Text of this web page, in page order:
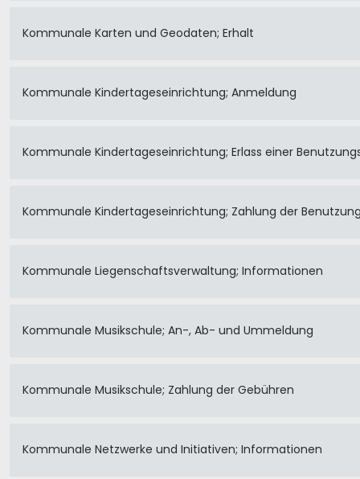
Kommunale Karten und Geodaten; Erhalt
Kommunale Kindertageseinrichtung; Anmeldung
Kommunale Kindertageseinrichtung; Erlass einer
Kommunale Kindertageseinrichtung; Zahlung der
Kommunale Liegenschaftsverwaltung; Informationen
Kommunale Musikschule; An-, Ab- und Ummeldung
Kommunale Musikschule; Zahlung der Gebühren
Kommunale Netzwerke und Initiativen; Informationen